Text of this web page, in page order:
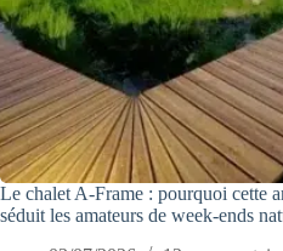
Le chalet A-Frame : pourquoi cette
séduit les amateurs de week-ends